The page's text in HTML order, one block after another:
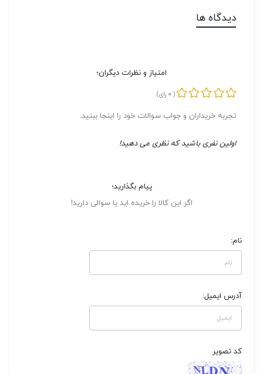
دیدگاه ها
امتیاز و نظرات دیگران؛
(
0 رای)
تجربه خریداران و جواب سوالات خود را اینجا ببنید.
اولین نفری باشید که نظری می دهید!
پیام بگذارید؛
اگر این کالا را خریده اید یا سوالی دارید!
نام:
آدرس ایمیل:
کد تصویر